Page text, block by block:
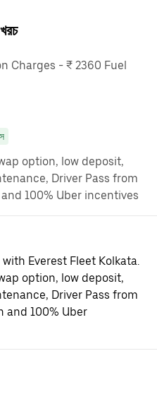
Charges - ₹ 2360 Fuel
option, low deposit,
Driver Pass from
100% Uber incentives
Everest Fleet Kolkata.
option, low deposit,
Driver Pass from
and 100% Uber